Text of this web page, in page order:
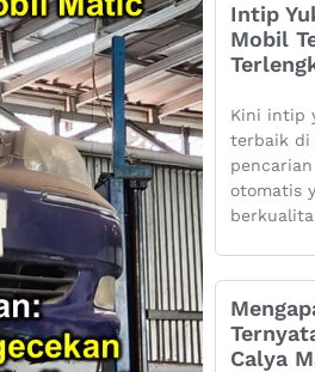
Intip
Mobil
Kini intip
terbaik di
otomatis
Calya